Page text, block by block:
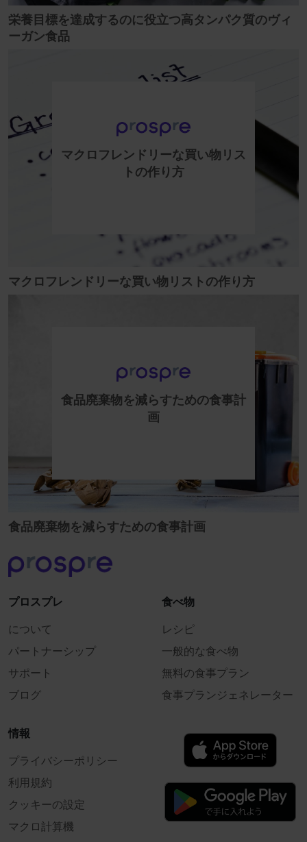
栄養目標を達成するのに役立つ高タンパク質のヴィ
ーガン食品
マクロフレンドリーな買い物リス
トの作り方
マクロフレンドリーな買い物リストの作り方
食品廃棄物を減らすための食事計
画
食品廃棄物を減らすための食事計画
プロスプレ
について
パートナーシップ
サポート
ブログ
食べ物
レシピ
一般的な食べ物
無料の食事プラン
食事プランジェネレーター
情報
プライバシーポリシー
利用規約
クッキーの設定
マクロ計算機